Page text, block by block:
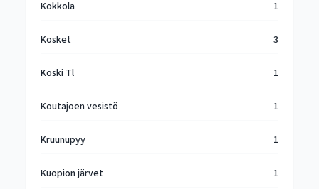
Kokkola 1
Kosket 3
Koski Tl 1
Koutajoen vesistö 1
Kruunupyy 1
Kuopion järvet 1